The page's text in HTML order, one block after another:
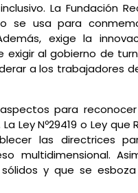
La Fundación
se usa para
exige la
exigir al gobierno de
a los trabajadores
para
Ley Nº29419 o Ley que
las directrices
multidimensional.
y que se